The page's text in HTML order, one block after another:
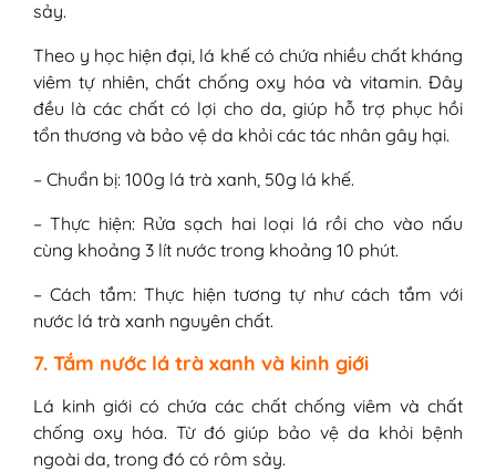
sảy.
Theo y học hiện đại, lá khế có chứa nhiều chất kháng
viêm tự nhiên, chất chống oxy hóa và vitamin. Đây
đều là các chất có lợi cho da, giúp hỗ trợ phục hồi
tổn thương và bảo vệ da khỏi các tác nhân gây hại.
– Chuẩn bị: 100g lá trà xanh, 50g lá khế.
– Thực hiện: Rửa sạch hai loại lá rồi cho vào nấu
cùng khoảng 3 lít nước trong khoảng 10 phút.
– Cách tắm: Thực hiện tương tự như cách tắm với
nước lá trà xanh nguyên chất.
7. Tắm nước lá trà xanh và kinh giới
Lá kinh giới có chứa các chất chống viêm và chất
chống oxy hóa. Từ đó giúp bảo vệ da khỏi bệnh
ngoài da, trong đó có rôm sảy.